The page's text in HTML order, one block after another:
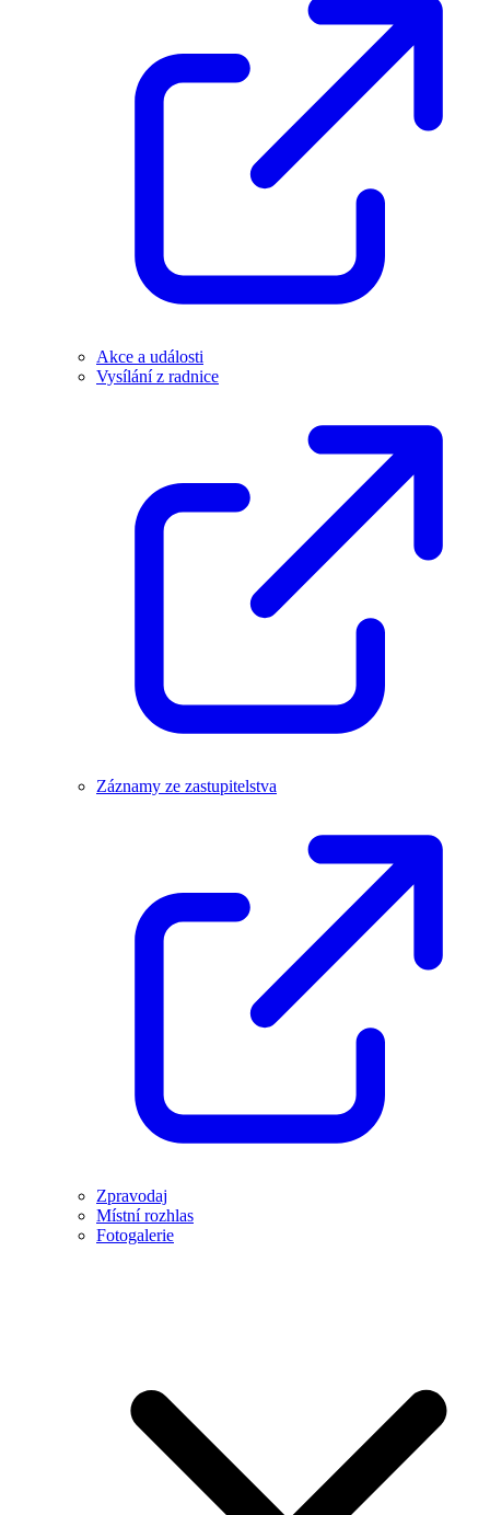
Akce a události
Vysílání z radnice
Záznamy ze zastupitelstva
Zpravodaj
Místní rozhlas
Fotogalerie